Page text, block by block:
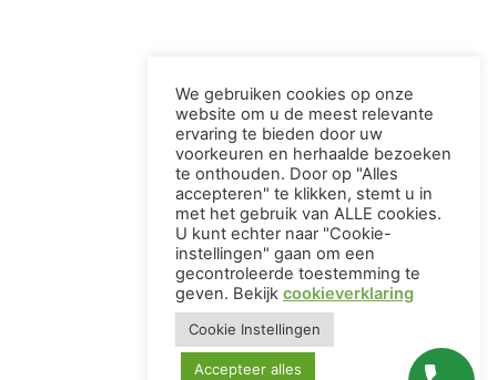
We gebruiken cookies op onze
website om u de meest relevante
ervaring te bieden door uw
voorkeuren en herhaalde bezoeken
te onthouden. Door op "Alles
accepteren" te klikken, stemt u in
met het gebruik van ALLE cookies.
U kunt echter naar "Cookie-
instellingen" gaan om een ​​
gecontroleerde toestemming te
geven. Bekijk cookieverklaring
Cookie Instellingen
Accepteer alles